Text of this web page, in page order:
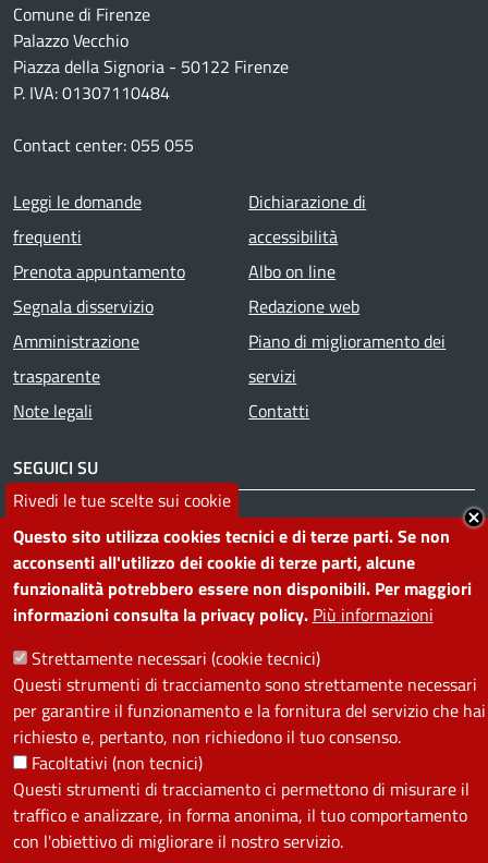
Rivedi le tue scelte sui cookie
Questo sito utilizza cookies tecnici e di terze parti. Se non
acconsenti all'utilizzo dei cookie di terze parti, alcune
funzionalità potrebbero essere non disponibili. Per maggiori
informazioni consulta la privacy policy. Più informazioni
Strettamente necessari (cookie tecnici)
Questi strumenti di tracciamento sono strettamente necessari
per garantire il funzionamento e la fornitura del servizio che hai
richiesto e, pertanto, non richiedono il tuo consenso.
Facoltativi (non tecnici)
Questi strumenti di tracciamento ci permettono di misurare il
traffico e analizzare, in forma anonima, il tuo comportamento
con l'obiettivo di migliorare il nostro servizio.
Comune di Firenze
Palazzo Vecchio
Piazza della Signoria - 50122 Firenze
P. IVA: 01307110484
Contact center: 055 055
Footer menu
Leggi le domande
frequenti
Prenota appuntamento
Segnala disservizio
Amministrazione
trasparente
Note legali
Dichiarazione di
accessibilità
Albo on line
Redazione web
Piano di miglioramento dei
servizi
Contatti
SEGUICI SU
Linkedin
PRIVACY
Useful links section
La Privacy nel Comune
PRIVACY